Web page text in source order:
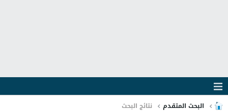
البحث المتقدم نتائج البحث